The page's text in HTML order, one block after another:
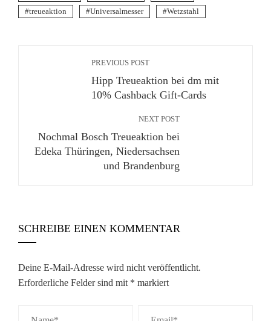
treueaktion
Universalmesser Wetzstahl
PREVIOUS POST
Hipp Treueaktion bei dm mit
10% Cashback Gift-Cards
NEXT POST
Nochmal Bosch Treueaktion bei
Edeka Thüringen, Niedersachsen
und Brandenburg
SCHREIBE EINEN KOMMENTAR
Deine E-Mail-Adresse wird nicht veröffentlicht.
Erforderliche Felder sind mit * markiert